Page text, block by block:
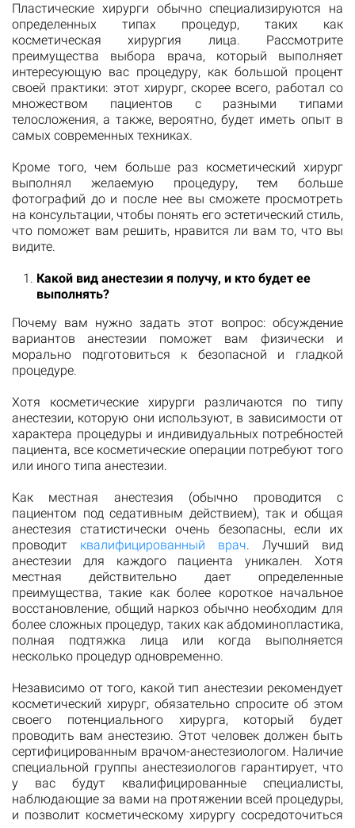
Пластические хирурги обычно специализируются на
определенных типах процедур, таких как
косметическая хирургия лица. Рассмотрите
преимущества выбора врача, который выполняет
интересующую вас процедуру, как большой процент
своей практики: этот хирург, скорее всего, работал со
множеством пациентов с разными типами
телосложения, а также, вероятно, будет иметь опыт в
самых современных техниках.
Кроме того, чем больше раз косметический хирург
выполнял желаемую процедуру, тем больше
фотографий до и после нее вы сможете просмотреть
на консультации, чтобы понять его эстетический стиль,
что поможет вам решить, нравится ли вам то, что вы
видите.
Какой вид анестезии я получу, и кто будет ее
выполнять?
Почему вам нужно задать этот вопрос: обсуждение
вариантов анестезии поможет вам физически и
морально подготовиться к безопасной и гладкой
процедуре.
Хотя косметические хирурги различаются по типу
анестезии, которую они используют, в зависимости от
характера процедуры и индивидуальных потребностей
пациента, все косметические операции потребуют того
или иного типа анестезии.
Как местная анестезия (обычно проводится с
пациентом под седативным действием), так и общая
анестезия статистически очень безопасны, если их
проводит квалифицированный врач. Лучший вид
анестезии для каждого пациента уникален. Хотя
местная действительно дает определенные
преимущества, такие как более короткое начальное
восстановление, общий наркоз обычно необходим для
более сложных процедур, таких как абдоминопластика,
полная подтяжка лица или когда выполняется
несколько процедур одновременно.
Независимо от того, какой тип анестезии рекомендует
косметический хирург, обязательно спросите об этом
своего потенциального хирурга, который будет
проводить вам анестезию. Этот человек должен быть
сертифицированным врачом-анестезиологом. Наличие
специальной группы анестезиологов гарантирует, что
у вас будут квалифицированные специалисты,
наблюдающие за вами на протяжении всей процедуры,
и позволит косметическому хирургу сосредоточиться